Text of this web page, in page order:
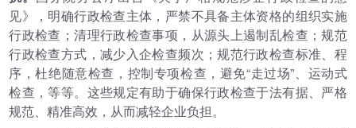
见》，明确行政检查主体，严禁不具备主体资格的组织实施
行政检查；清理行政检查事项，从源头上遏制乱检查；规范
行政检查方式，减少入企检查频次；规范行政检查标准、程
序，杜绝随意检查，控制专项检查，避免“走过场”、运动式
检查，等等。这些规定有助于确保行政检查于法有据、严格
规范、精准高效，从而减轻企业负担。